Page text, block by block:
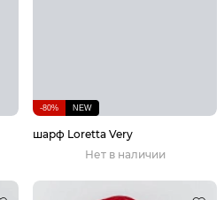
-80% NEW
шарф Loretta Very
Нет в наличии